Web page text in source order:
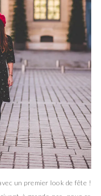
un premier look de fête !